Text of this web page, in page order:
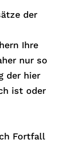
der
Ihre
nur so
der hier
ist oder
Fortfall